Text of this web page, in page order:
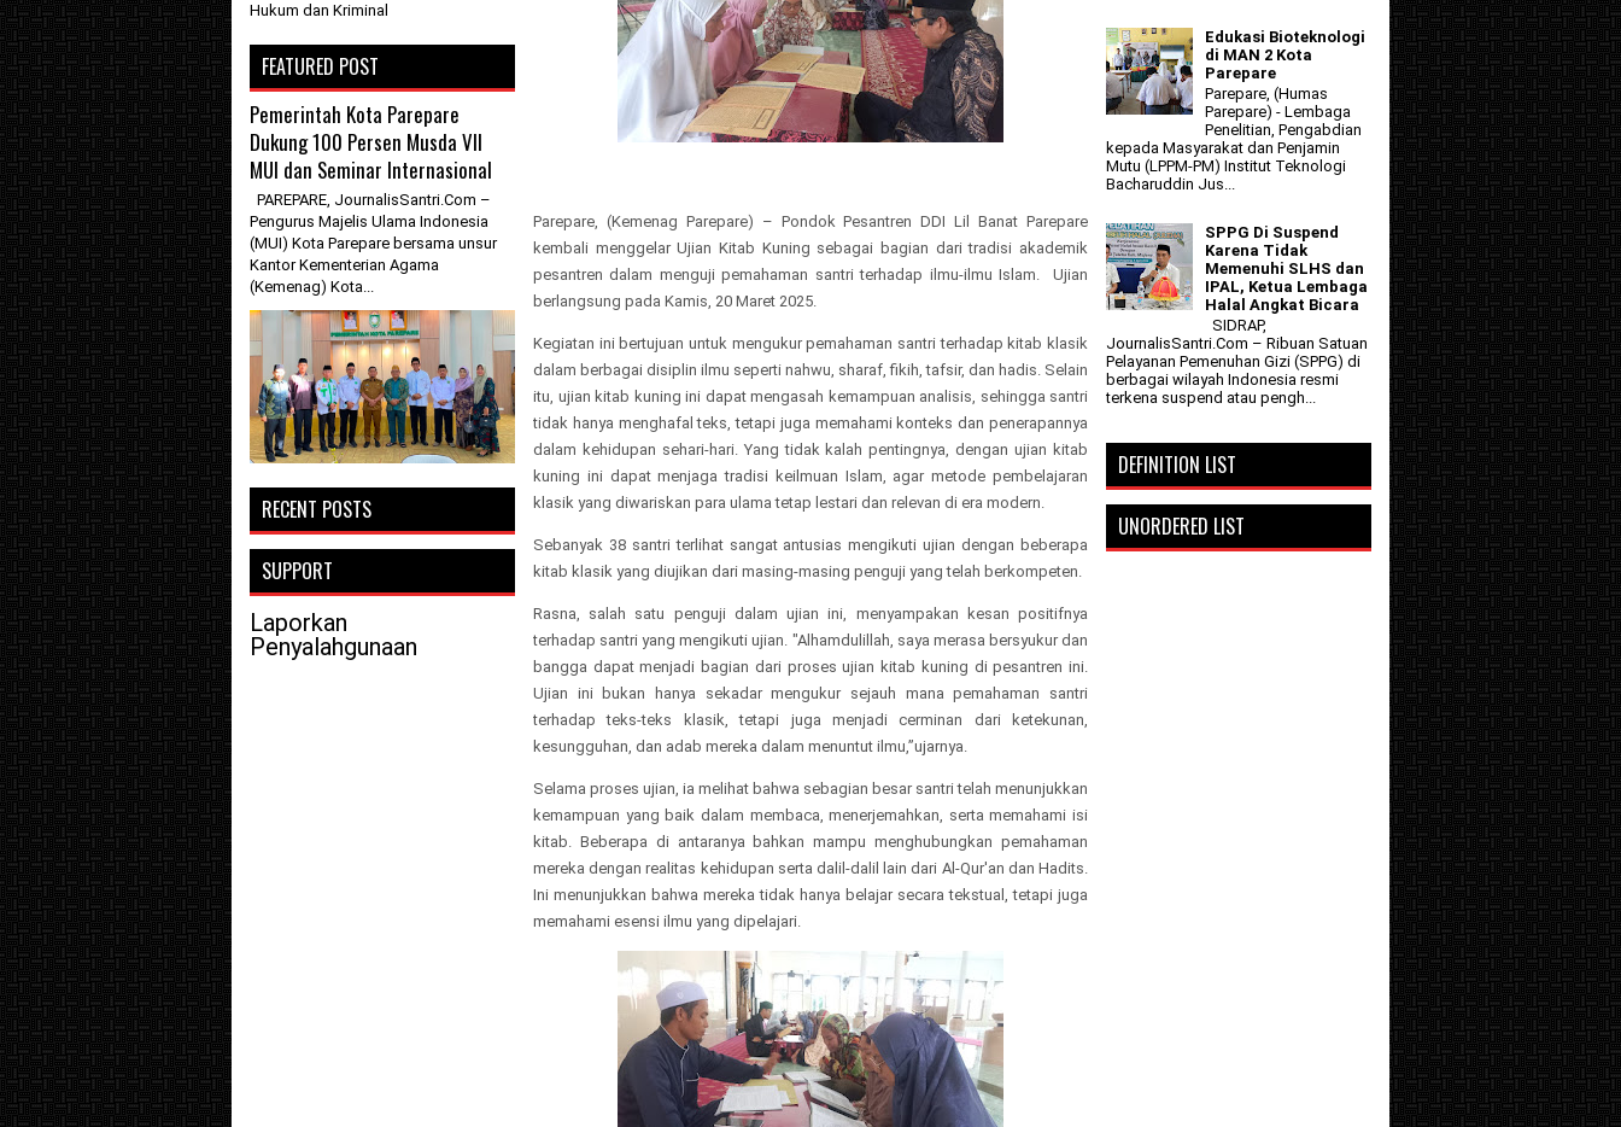
Parepare, (Kemenag Parepare) – Pondok Pesantren DDI Lil Banat Parepare
kembali menggelar Ujian Kitab Kuning sebagai bagian dari tradisi akademik
pesantren dalam menguji pemahaman santri terhadap ilmu-ilmu Islam.
Ujian
berlangsung pada Kamis, 20 Maret 2025.
Kegiatan ini bertujuan untuk mengukur pemahaman santri terhadap kitab klasik
dalam berbagai disiplin ilmu seperti nahwu, sharaf, fikih, tafsir, dan hadis. Selain
itu, ujian kitab kuning ini dapat mengasah kemampuan analisis, sehingga santri
tidak hanya menghafal teks, tetapi juga memahami konteks dan penerapannya
dalam kehidupan sehari-hari. Yang tidak kalah pentingnya, dengan ujian kitab
kuning ini dapat menjaga tradisi keilmuan Islam, agar metode pembelajaran
klasik yang diwariskan para ulama tetap lestari dan relevan di era modern.
Sebanyak 38 santri terlihat sangat antusias mengikuti ujian dengan beberapa
kitab klasik yang diujikan dari masing-masing penguji yang telah berkompeten.
Rasna, salah satu penguji dalam ujian ini, menyampakan kesan positifnya
terhadap santri yang mengikuti ujian. "Alhamdulillah, saya merasa bersyukur dan
bangga dapat menjadi bagian dari proses ujian kitab kuning di pesantren ini.
Ujian ini bukan hanya sekadar mengukur sejauh mana pemahaman santri
terhadap teks-teks klasik, tetapi juga menjadi cerminan dari ketekunan,
kesungguhan, dan adab mereka dalam menuntut ilmu,”ujarnya.
Selama proses ujian, ia melihat bahwa sebagian besar santri telah menunjukkan
kemampuan yang baik dalam membaca, menerjemahkan, serta memahami isi
kitab. Beberapa di antaranya bahkan mampu menghubungkan pemahaman
mereka dengan realitas kehidupan serta dalil-dalil lain dari Al-Qur'an dan Hadits.
Ini menunjukkan bahwa mereka tidak hanya belajar secara tekstual, tetapi juga
memahami esensi ilmu yang dipelajari.
Hukum dan Kriminal
FEATURED POST
Pemerintah Kota Parepare
Dukung 100 Persen Musda VII
MUI dan Seminar Internasional
PAREPARE, JournalisSantri.Com –
Pengurus Majelis Ulama Indonesia
(MUI) Kota Parepare bersama unsur
Kantor Kementerian Agama
(Kemenag) Kota...
RECENT POSTS
SUPPORT
Laporkan
Penyalahgunaan
Edukasi Bioteknologi
di MAN 2 Kota
Parepare
Parepare, (Humas
Parepare) - Lembaga
Penelitian, Pengabdian
kepada Masyarakat dan Penjamin
Mutu (LPPM-PM) Institut Teknologi
Bacharuddin Jus...
SPPG Di Suspend
Karena Tidak
Memenuhi SLHS dan
IPAL, Ketua Lembaga
Halal Angkat Bicara
SIDRAP,
JournalisSantri.Com – Ribuan Satuan
Pelayanan Pemenuhan Gizi (SPPG) di
berbagai wilayah Indonesia resmi
terkena suspend atau pengh...
DEFINITION LIST
UNORDERED LIST